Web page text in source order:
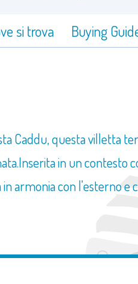
si trova Buying
Caddu, questa villetta
in un contesto
armonia con l'esterno e